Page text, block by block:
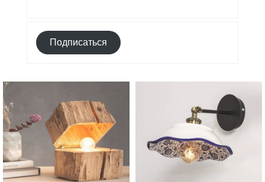
Подписаться